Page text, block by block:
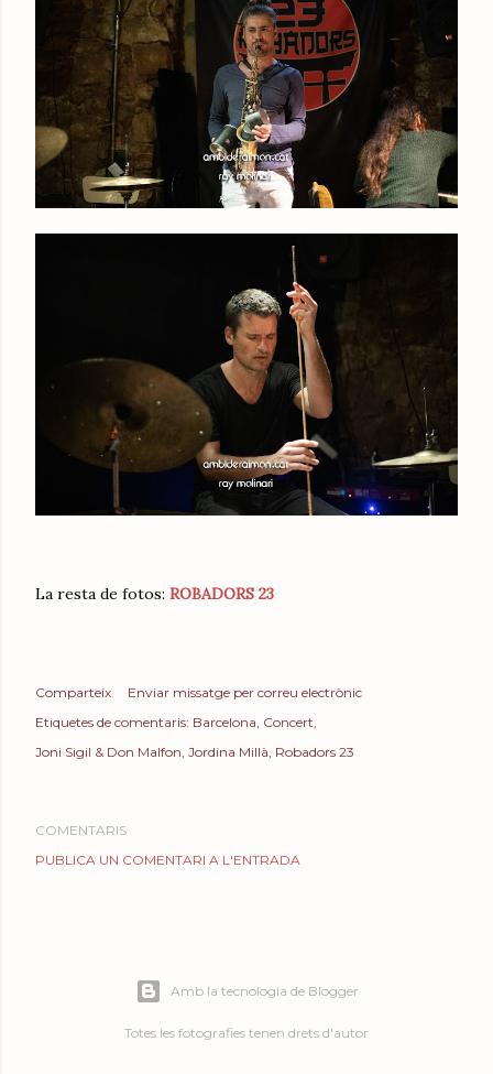
La resta de fotos: ROBADORS 23
Comparteix
Enviar missatge per correu electrònic
Etiquetes de comentaris: Barcelona Concert
Joni Sigil & Don Malfon Jordina Millà Robadors 23
COMENTARIS
PUBLICA UN COMENTARI A L'ENTRADA
Amb la tecnologia de Blogger
Totes les fotografies tenen drets d'autor